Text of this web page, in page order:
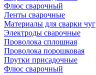
Флюс сварочный
Ленты сварочные
Материалы для сварки
Электроды сварочные
Проволока сплошная
Проволока порошковая
Прутки присадочные
Флюс сварочный